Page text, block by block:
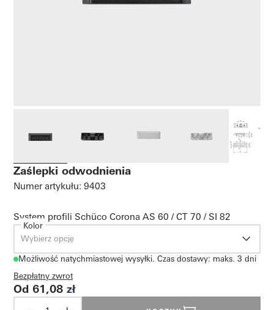
Zaślepki odwodnienia
Numer artykułu: 9403
System profili Schüco Corona AS 60 / CT 70 / SI 82
Kolor
Wybierz opcję
Możliwość natychmiastowej wysyłki. Czas dostawy: maks. 3 dni
Bezpłatny zwrot
Od 61,08 zł